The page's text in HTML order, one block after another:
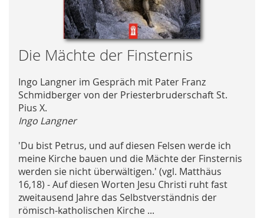
Skip
to
the
beginning
of
the
images
gallery
Die Mächte der Finsternis
Ingo Langner im Gespräch mit Pater Franz
Schmidberger von der Priesterbruderschaft St.
Pius X.
Ingo Langner
'Du bist Petrus, und auf diesen Felsen werde ich
meine Kirche bauen und die Mächte der Finsternis
werden sie nicht überwältigen.' (vgl. Matthäus
16,18) - Auf diesen Worten Jesu Christi ruht fast
zweitausend Jahre das Selbstverständnis der
römisch-katholischen Kirche ...